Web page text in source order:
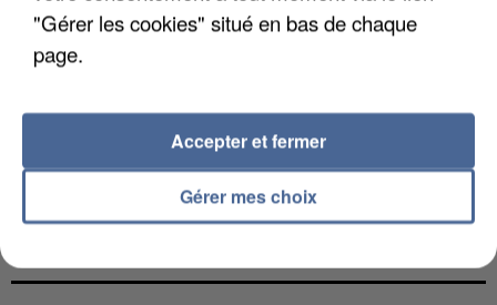
UNE TOURISTE DE L’OISE EMPORTÉE PAR UNE
COULÉE DE BOUE EN HAUTE-SAVOIE
"Gérer les cookies" situé en bas de chaque
page.
Gérer mes choix
Accepter et fermer